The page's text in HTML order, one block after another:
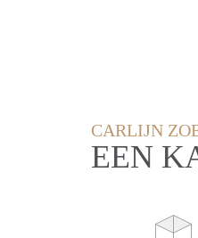
CARLIJN
EEN